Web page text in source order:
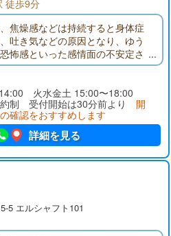
徒歩9分
焦燥感などは持続すると身体症
吐き気などの原因となり、ゆう
怖感といった感情面の不安定さ
。どうかお一人で悩みをかかえ
として考えていただければと思
に御来院下さい。
火水金土 15:00〜18:00
制 受付開始は30分前より 開
確認をおすすめします
詳細を見る
5 エルシャフト101